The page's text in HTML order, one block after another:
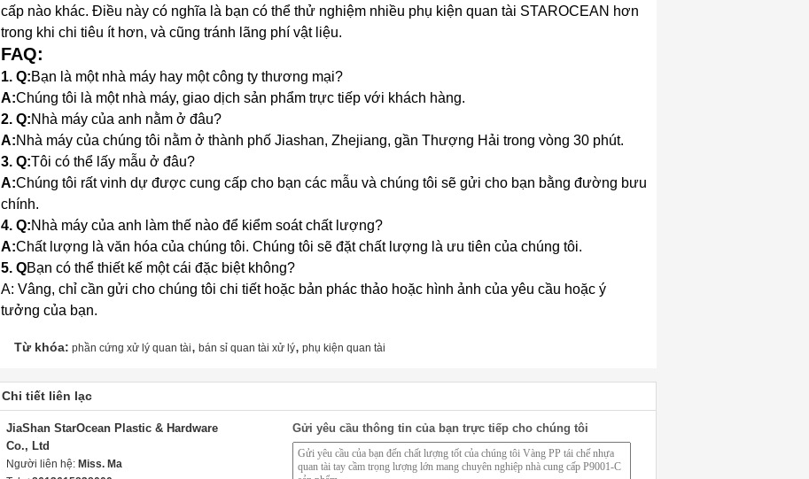
cấp nào khác. Điều này có nghĩa là bạn có thể thử nghiệm nhiều phụ kiện quan tài STAROCEAN hơn
trong khi chi tiêu ít hơn, và cũng tránh lãng phí vật liệu.
FAQ:
1. Q:Bạn là một nhà máy hay một công ty thương mại?
A:Chúng tôi là một nhà máy, giao dịch sản phẩm trực tiếp với khách hàng.
2. Q:Nhà máy của anh nằm ở đâu?
A:Nhà máy của chúng tôi nằm ở thành phố Jiashan, Zhejiang, gần Thượng Hải trong vòng 30 phút.
3. Q:Tôi có thể lấy mẫu ở đâu?
A:Chúng tôi rất vinh dự được cung cấp cho bạn các mẫu và chúng tôi sẽ gửi cho bạn bằng đường bưu
chính.
4. Q:Nhà máy của anh làm thế nào để kiểm soát chất lượng?
A:Chất lượng là văn hóa của chúng tôi. Chúng tôi sẽ đặt chất lượng là ưu tiên của chúng tôi.
5. QBạn có thể thiết kế một cái đặc biệt không?
A: Vâng, chỉ cần gửi cho chúng tôi chi tiết hoặc bản phác thảo hoặc hình ảnh của yêu cầu hoặc ý
tưởng của bạn.
Từ khóa: phần cứng xử lý quan tài, bán sỉ quan tài xử lý, phụ kiện quan tài
Chi tiết liên lạc
JiaShan StarOcean Plastic & Hardware
Co., Ltd
Người liên hệ: Miss. Ma
Gửi yêu cầu thông tin của bạn trực tiếp cho chúng tôi